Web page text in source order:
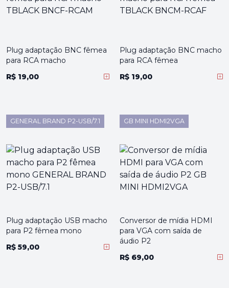
Plug adaptação BNC fêmea
para RCA macho
R$ 19,00
Plug adaptação BNC macho
para RCA fêmea
R$ 19,00
GENERAL BRAND P2-USB/7.1
Plug adaptação USB macho
para P2 fêmea mono
R$ 59,00
GB MINI HDMI2VGA
Conversor de mídia HDMI
para VGA com saída de
áudio P2
R$ 69,00